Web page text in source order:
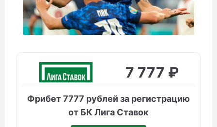
7 777 ₽
Фрибет 7777 рублей за регистрацию
от БК Лига Ставок